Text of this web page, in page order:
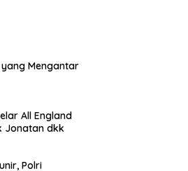
Mengantar
All England
Jonatan dkk
Polri